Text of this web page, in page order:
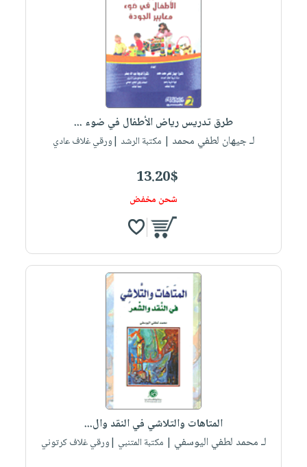
طرق تدريس رياض الأطفال في ضوء ...
لـ جيهان لطفي محمد | مكتبة الرشد |ورقي غلاف عادي
13.20$
شحن مخفض
المتاهات والتلاشي في النقد وال...
لـ محمد لطفي اليوسفي | مكتبة المتنبي |ورقي غلاف كرتوني